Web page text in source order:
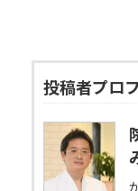
投稿者プロ